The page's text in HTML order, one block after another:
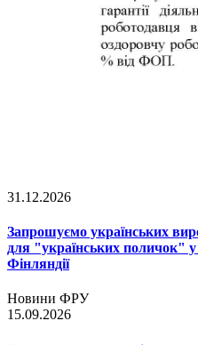
31.12.2026
Запрошуємо українських
для "українських поличок"
Фінляндії
Новини ФРУ
15.09.2026